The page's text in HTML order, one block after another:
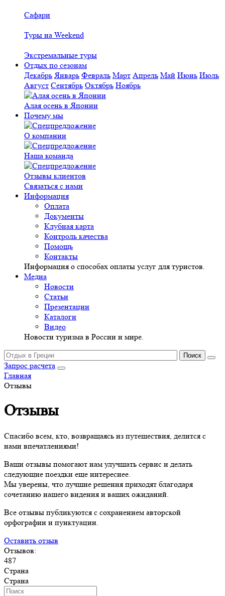
Сафари
Туры на Weekend
Экстремальные туры
Отдых по сезонам
Декабрь Январь Февраль Март Апрель Май Июнь Июль
Август Сентябрь Октябрь Ноябрь
Алая осень в Японии
Почему мы
О компании
Наша команда
Отзывы клиентов
Связаться с нами
Информация
Оплата
Документы
Клубная карта
Контроль качества
Помощь
Контакты
Информация о способах оплаты услуг для туристов.
Медиа
Новости
Статьи
Презентации
Каталоги
Видео
Новости туризма в России и мире.
Запрос расчета
Главная
Отзывы
Отзывы
Спасибо всем, кто, возвращаясь из путешествия, делится с
нами впечатлениями!
Ваши отзывы помогают нам улучшать сервис и делать
следующие поездки еще интереснее.
Мы уверены, что лучшие решения приходят благодаря
сочетанию нашего видения и ваших ожиданий.
Все отзывы публикуются с сохранением авторской
орфографии и пунктуации.
Оставить отзыв
Отзывов:
487
Страна
Страна